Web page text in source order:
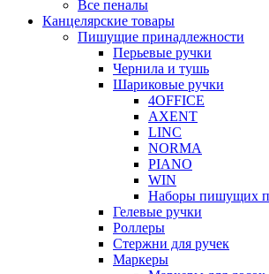
Все пеналы
Канцелярские товары
Пишущие принадлежности
Перьевые ручки
Чернила и тушь
Шариковые ручки
4OFFICE
AXENT
LINC
NORMA
PIANO
WIN
Наборы пишущих
Гелевые ручки
Роллеры
Стержни для ручек
Маркеры